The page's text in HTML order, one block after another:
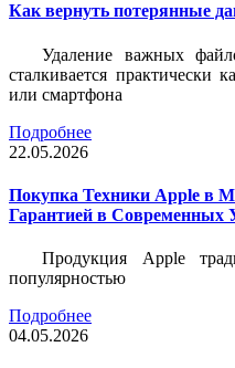
Как вернуть потерянные
Удаление важных
сталкивается практически
или смартфона
Подробнее
22.05.2026
Покупка Техники Apple в
Гарантией в Современных
Продукция Apple
популярностью
Подробнее
04.05.2026